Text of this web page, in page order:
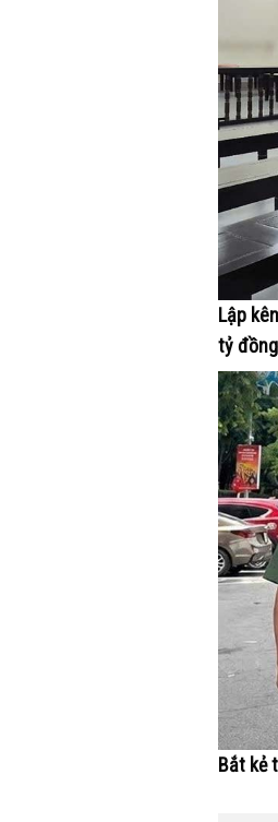
Lập
tỷ đồng
Bắt kẻ